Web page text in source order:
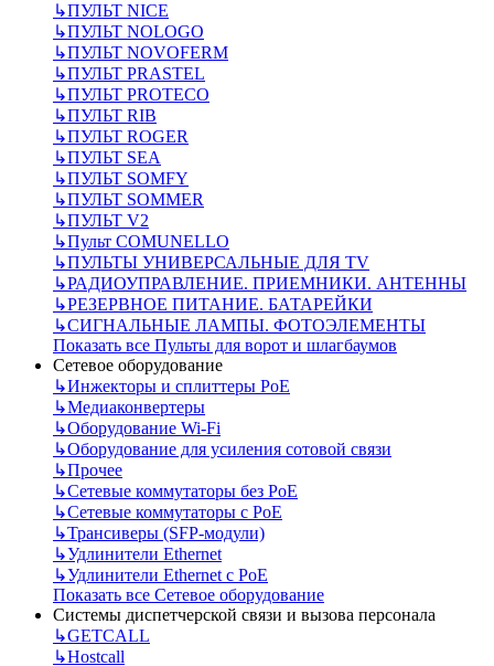
↳ПУЛЬТ NICE
↳ПУЛЬТ NOLOGO
↳ПУЛЬТ NOVOFERM
↳ПУЛЬТ PRASTEL
↳ПУЛЬТ PROTECO
↳ПУЛЬТ RIB
↳ПУЛЬТ ROGER
↳ПУЛЬТ SEA
↳ПУЛЬТ SOMFY
↳ПУЛЬТ SOMMER
↳ПУЛЬТ V2
↳Пульт СOMUNELLO
↳ПУЛЬТЫ УНИВЕРСАЛЬНЫЕ ДЛЯ TV
↳РАДИОУПРАВЛЕНИЕ. ПРИЕМНИКИ. АНТЕННЫ
↳РЕЗЕРВНОЕ ПИТАНИЕ. БАТАРЕЙКИ
↳СИГНАЛЬНЫЕ ЛАМПЫ. ФОТОЭЛЕМЕНТЫ
Показать все Пульты для ворот и шлагбаумов
Сетевое оборудование
↳Инжекторы и сплиттеры РоЕ
↳Медиаконвертеры
↳Оборудование Wi-Fi
↳Оборудование для усиления сотовой связи
↳Прочее
↳Сетевые коммутаторы без РоЕ
↳Сетевые коммутаторы с РоЕ
↳Трансиверы (SFP-модули)
↳Удлинители Ethernet
↳Удлинители Ethernet с PoE
Показать все Сетевое оборудование
Системы диспетчерской связи и вызова персонала
↳GETCALL
↳Hostcall